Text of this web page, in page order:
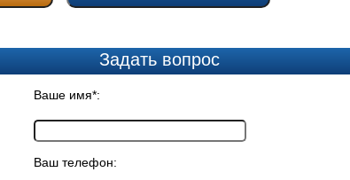
Задать вопрос
Ваше имя*:
Ваш телефон: